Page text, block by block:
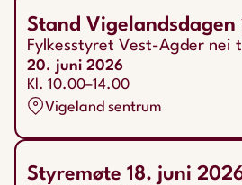
Stand Vigelandsdagen
Fylkesstyret Vest-Agder nei
20. juni 2026
Kl. 10.00–14.00
Vigeland sentrum
Styremøte 18. juni